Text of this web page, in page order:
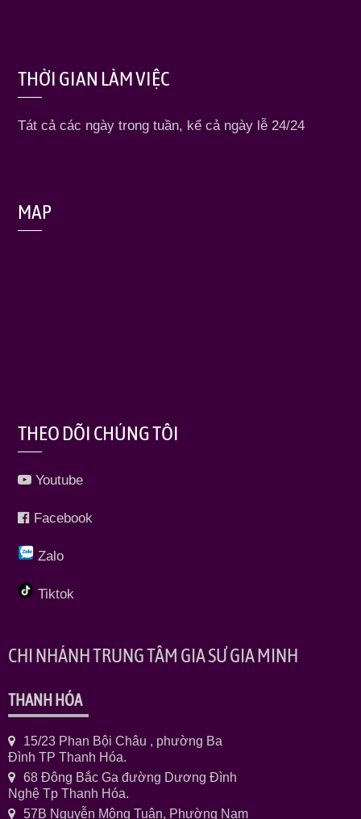
THỜI GIAN LÀM VIỆC
Tát cả các ngày trong tuần, kể cả ngày lễ 24/24
MAP
THEO DÕI CHÚNG TÔI
Youtube
Facebook
Zalo
Tiktok
CHI NHÁNH TRUNG TÂM GIA SƯ GIA MINH
THANH HÓA
15/23 Phan Bội Châu , phường Ba
Đình TP Thanh Hóa.
68 Đông Bắc Ga đường Dương Đình
Nghệ Tp Thanh Hóa.
57B Nguyễn Mộng Tuân, Phường Nam